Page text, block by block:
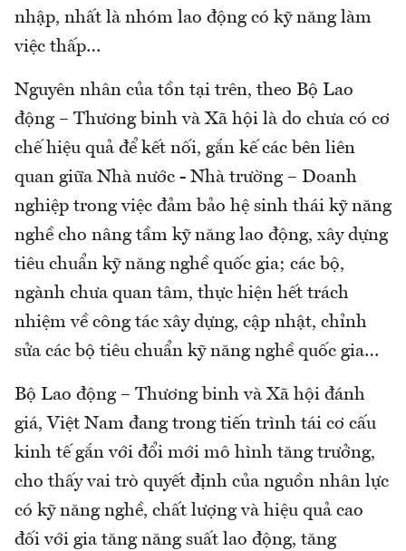
nhập, nhất là nhóm lao động có kỹ năng làm
việc thấp…
Nguyên nhân của tồn tại trên, theo Bộ Lao
động – Thương binh và Xã hội là do chưa có cơ
chế hiệu quả để kết nối, gắn kế các bên liên
quan giữa Nhà nước - Nhà trường – Doanh
nghiệp trong việc đảm bảo hệ sinh thái kỹ năng
nghề cho nâng tầm kỹ năng lao động, xây dựng
tiêu chuẩn kỹ năng nghề quốc gia; các bộ,
ngành chưa quan tâm, thực hiện hết trách
nhiệm về công tác xây dựng, cập nhật, chỉnh
sửa các bộ tiêu chuẩn kỹ năng nghề quốc gia…
Bộ Lao động – Thương binh và Xã hội đánh
giá, Việt Nam đang trong tiến trình tái cơ cấu
kinh tế gắn với đổi mới mô hình tăng trưởng,
cho thấy vai trò quyết định của nguồn nhân lực
có kỹ năng nghề, chất lượng và hiệu quả cao
đối với gia tăng năng suất lao động, tăng